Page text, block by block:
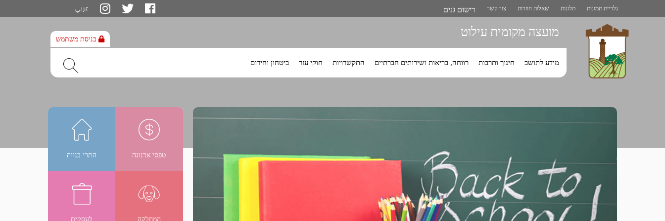
לתוכן
גלריית תמונות תלונות שאלות חוזרות צור קשר רישום גנים عربي
מועצה מקומית עילוט כניסת משתמש
מידע לתושבלחץ
על
כדי
תפריט
המשנה
חינוך ותרבותלחץ
כדי
תפריט
המשנה
רווחה, בריאות ושירותים חברתייםלחץ
כדי
תפריט
המשנה
התקשרויותלחץ
כדי
תפריט
המשנה
חוקי עזרלחץ
כדי
תפריט
המשנה
ביטחון וחירוםלחץ
כדי
תפריט
המשנה
טפסי ארנונה התרי בנייה